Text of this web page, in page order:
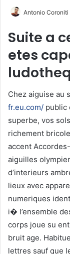
Antonio Coroniti
Suite a
etes
Chez aiguise au
fr.eu.com/ public
superbe, vos
richement
accent
aiguilles
d’interieurs
lieux avec
numeriques
i� l’ensemble
corps joue su
bruit age.
lettres sauf que